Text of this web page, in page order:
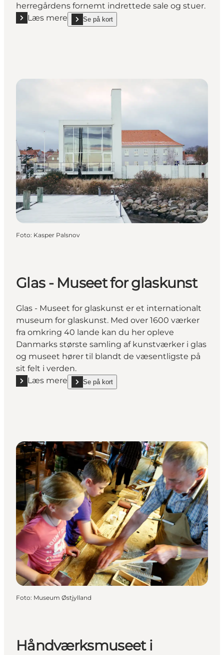
herregårdens fornemt indrettede sale og stuer.
Læs mere
Læs mere "Gammel Estrup Danmarks
Se på kort
show Gammel Estrup Danmarks
Foto: Kasper Palsnov
Glas - Museet for glaskunst
Glas - Museet for glaskunst er et internationalt
museum for glaskunst. Med over 1600 værker
fra omkring 40 lande kan du her opleve
Danmarks største samling af kunstværker i glas
og museet hører til blandt de væsentligste på
sit felt i verden.
Læs mere
Læs mere "Glas - Museet for glaskunst"
Se på kort
show Glas - Museet for glaskunst on_map
Foto: Museum Østjylland
Håndværksmuseet i